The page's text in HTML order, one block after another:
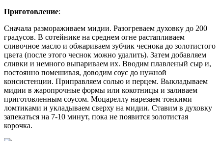
Приготовление:
Сначала размораживаем мидии. Разогреваем духовку до 200
градусов. В сотейнике на среднем огне растапливаем
сливочное масло и обжариваем зубчик чеснока до золотистого
цвета (после этого чеснок можно удалить). Затем добавляем
сливки и немного выпариваем их. Вводим плавленый сыр и,
постоянно помешивая, доводим соус до нужной
консистенции. Приправляем солью и перцем. Выкладываем
мидии в жаропрочные формы или кокотницы и заливаем
приготовленным соусом. Моцареллу нарезаем тонкими
ломтиками и укладываем сверху на мидии. Ставим в духовку
запекаться на 7-10 минут, пока не появится золотистая
корочка.